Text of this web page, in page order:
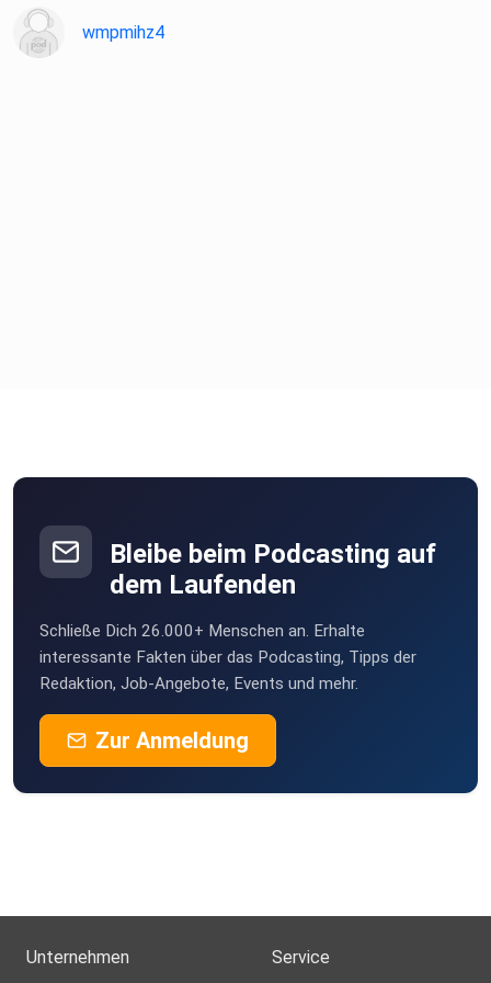
wmpmihz4
Bleibe beim Podcasting auf
dem Laufenden
Schließe Dich 26.000+ Menschen an. Erhalte
interessante Fakten über das Podcasting, Tipps der
Redaktion, Job-Angebote, Events und mehr.
Zur Anmeldung
Unternehmen Service